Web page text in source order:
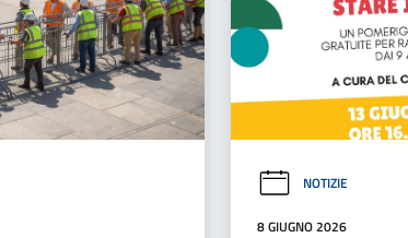
NOTIZIE
8 GIUGNO 2026